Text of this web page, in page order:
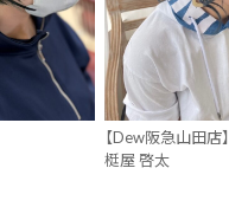
【Dew阪急山田店】
梃屋 啓太